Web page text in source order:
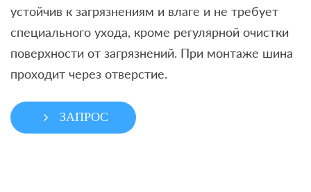
устойчив к загрязнениям и влаге и не требует
специального ухода, кроме регулярной очистки
поверхности от загрязнений. При монтаже шина
проходит через отверстие.
ЗАПРОС